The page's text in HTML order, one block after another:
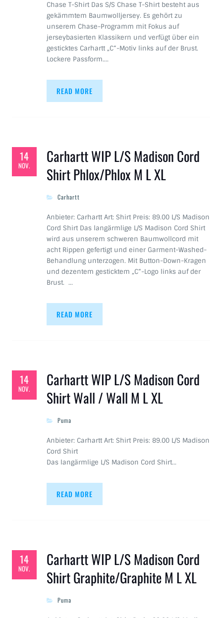
Chase T-Shirt Das S/S Chase T-Shirt besteht aus
gekämmtem Baumwolljersey. Es gehört zu
unserem Chase-Programm mit Fokus auf
jerseybasierten Klassikern und verfügt über ein
gesticktes Carhartt „C“-Motiv links auf der Brust.
Lockere Passform.…
READ MORE
14
NOV.
Carhartt WIP L/S Madison Cord
Shirt Phlox/Phlox M L XL
Carhartt
Anbieter: Carhartt Art: Shirt Preis: 89.00 L/S Madison
Cord Shirt Das langärmlige L/S Madison Cord Shirt
wird aus unserem schweren Baumwollcord mit
acht Rippen gefertigt und einer Garment-Washed-
Behandlung unterzogen. Mit Button-Down-Kragen
und dezentem gesticktem „C“-Logo links auf der
Brust. …
READ MORE
14
NOV.
Carhartt WIP L/S Madison Cord
Shirt Wall / Wall M L XL
Puma
Anbieter: Carhartt Art: Shirt Preis: 89.00 L/S Madison
Cord Shirt
Das langärmlige L/S Madison Cord Shirt…
READ MORE
14
NOV.
Carhartt WIP L/S Madison Cord
Shirt Graphite/Graphite M L XL
Puma